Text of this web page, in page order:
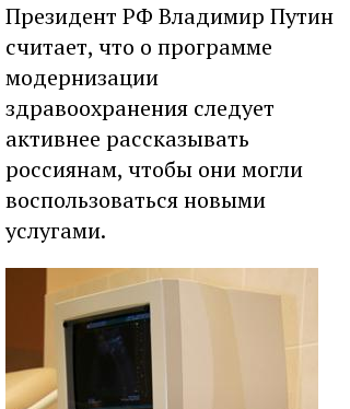
Президент РФ Владимир Путин
считает, что о программе
модернизации
здравоохранения следует
активнее рассказывать
россиянам, чтобы они могли
воспользоваться новыми
услугами.